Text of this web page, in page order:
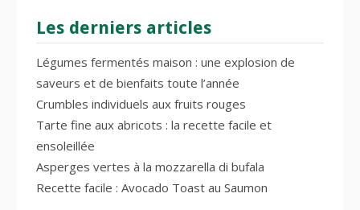
Les derniers articles
Légumes fermentés maison : une explosion de
saveurs et de bienfaits toute l’année
Crumbles individuels aux fruits rouges
Tarte fine aux abricots : la recette facile et
ensoleillée
Asperges vertes à la mozzarella di bufala
Recette facile : Avocado Toast au Saumon